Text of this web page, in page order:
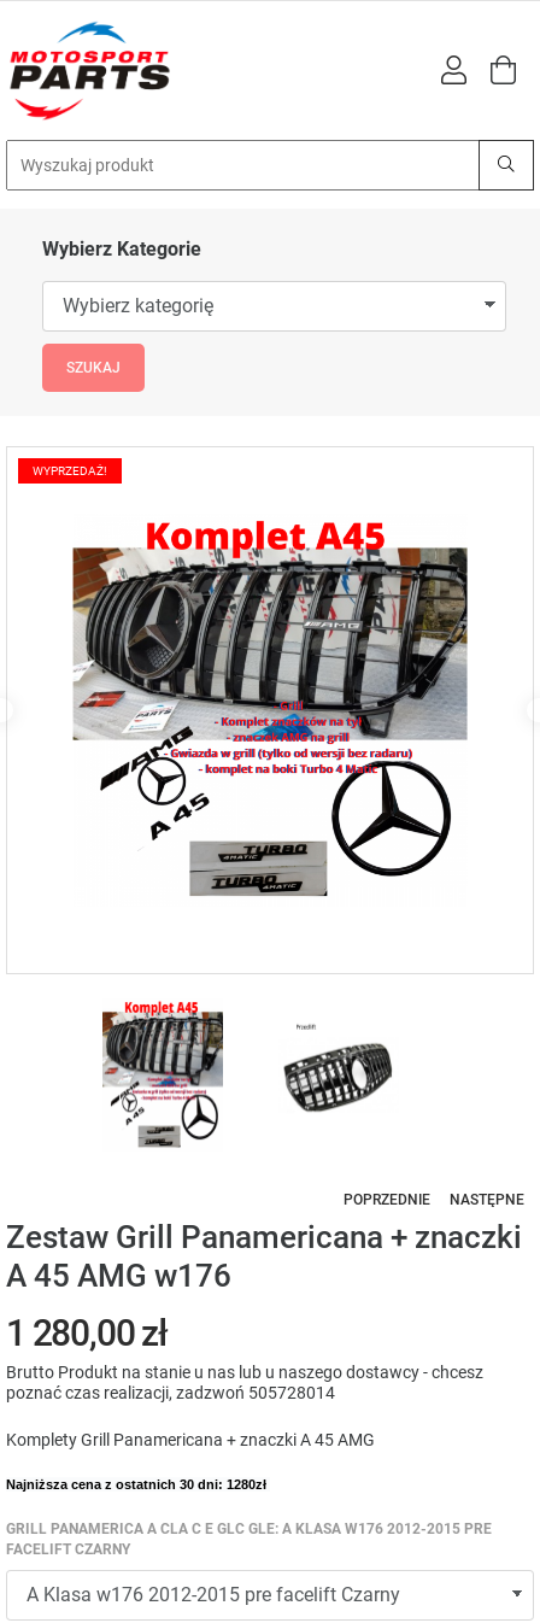
Wybierz Kategorie
WYPRZEDAŻ!
POPRZEDNIE NASTĘPNE
Zestaw Grill Panamericana + znaczki
A 45 AMG w176
1 280,00 zł
Brutto Produkt na stanie u nas lub u naszego dostawcy - chcesz
poznać czas realizacji, zadzwoń 505728014
Komplety Grill Panamericana + znaczki A 45 AMG
Najniższa cena z ostatnich 30 dni: 1280zł
GRILL PANAMERICA A CLA C E GLC GLE: A KLASA W176 2012-2015 PRE
FACELIFT CZARNY